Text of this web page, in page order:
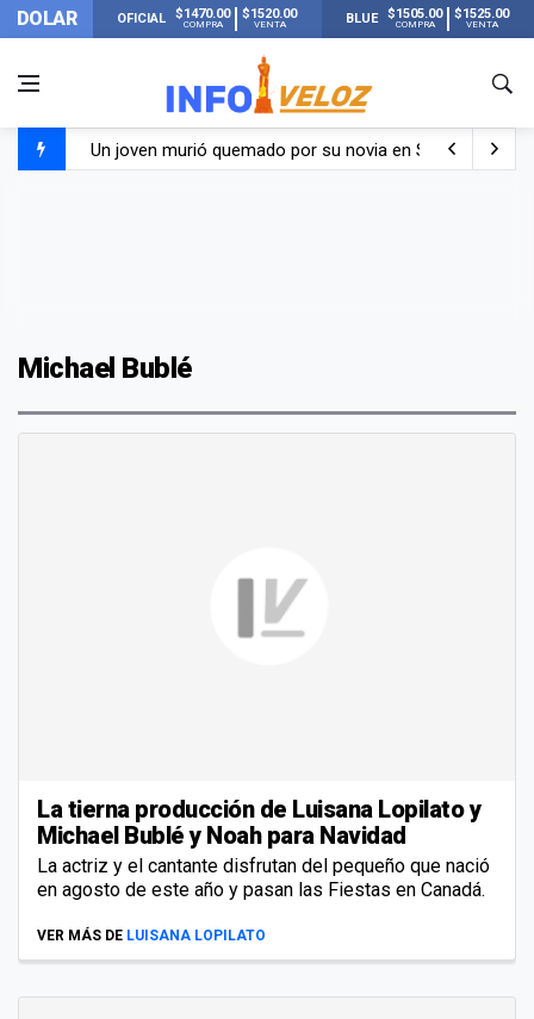
DOLAR OFICIAL $1470.00
COMPRA
$1520.00
VENTA BLUE $1505.00
COMPRA
$1525.00
VENTA
Un joven murió quemado por su novia en San Luis:
Michael Bublé
La tierna producción de Luisana Lopilato y
Michael Bublé y Noah para Navidad
La actriz y el cantante disfrutan del pequeño que nació
en agosto de este año y pasan las Fiestas en Canadá.
VER MÁS DE LUISANA LOPILATO